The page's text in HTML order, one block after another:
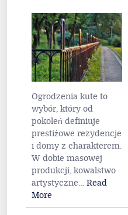
Ogrodzenia kute to
wybór, który od
pokoleń definiuje
prestiżowe rezydencje
i domy z charakterem.
W dobie masowej
produkcji, kowalstwo
artystyczne… Read
More